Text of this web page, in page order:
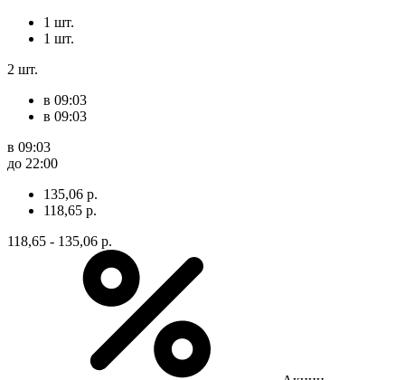
1 шт.
1 шт.
2 шт.
в 09:03
в 09:03
в 09:03
до 22:00
135,06 р.
118,65 р.
118,65 - 135,06 р.